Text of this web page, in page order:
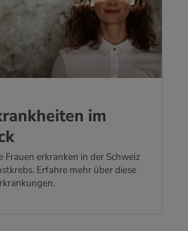
im
Frauen erkranken in der Schweiz
Erfahre mehr über diese